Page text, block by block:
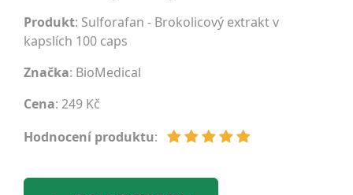
Produkt: Sulforafan - Brokolicový extrakt v
kapslích 100 caps
Značka: BioMedical
Cena: 249 Kč
Hodnocení produktu: